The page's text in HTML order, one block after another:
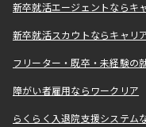
新卒就活エージェントならキ
新卒就活スカウトならキャリ
フリーター・既卒・未経験の
障がい者雇用ならワークリア
らくらく入退院支援システム